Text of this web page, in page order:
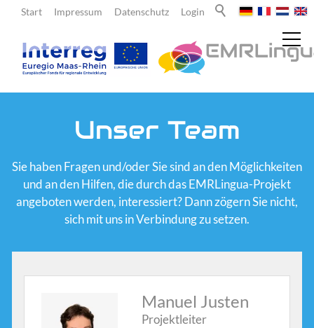
Login
Datenschutz
Impressum
Start
Über uns
Lehrende
Unser Team
Sie haben Fragen und/oder Sie sind an den Möglichkeiten
und an den Hilfen, die durch das EMRLingua-Projekt
angeboten werden, interessiert? Dann zögern Sie nicht,
sich mit uns in Verbindung zu setzen.
Manuel Justen
Projektleiter